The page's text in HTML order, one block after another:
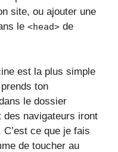
site, ou ajouter une
le <head> de
est la plus simple
ton
le dossier
des navigateurs iront
ce que je fais
de toucher au